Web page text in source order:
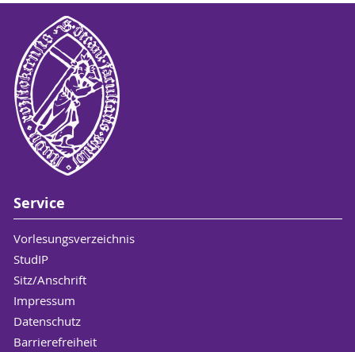
Service
Vorlesungsverzeichnis
StudIP
Sitz/Anschrift
Impressum
Datenschutz
Barrierefreiheit